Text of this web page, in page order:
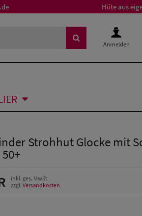
Hüte aus
Anmelden
Strohhut Glocke mit
inkl. ges. MwSt.
zzgl. Versandkosten